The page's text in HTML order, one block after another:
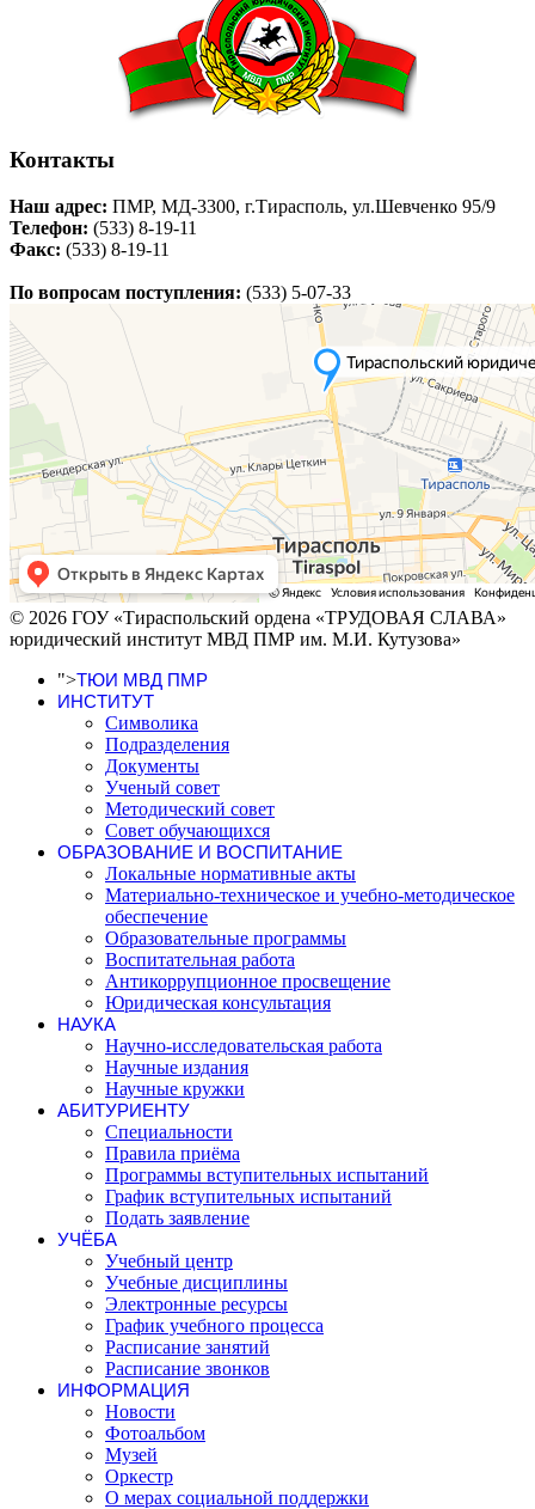
Контакты
Наш адрес: ПМР, МД-3300, г.Тирасполь, ул.Шевченко 95/9
Телефон: (533) 8-19-11
Факс: (533) 8-19-11
По вопросам поступления: (533) 5-07-33
© 2026 ГОУ «Тираспольский ордена «ТРУДОВАЯ СЛАВА»
юридический институт МВД ПМР им. М.И. Кутузова»
">ТЮИ МВД ПМР
ИНСТИТУТ
Символика
Подразделения
Документы
Ученый совет
Методический совет
Совет обучающихся
ОБРАЗОВАНИЕ И ВОСПИТАНИЕ
Локальные нормативные акты
Материально-техническое и учебно-методическое
обеспечение
Образовательные программы
Воспитательная работа
Антикоррупционное просвещение
Юридическая консультация
НАУКА
Научно-исследовательская работа
Научные издания
Научные кружки
АБИТУРИЕНТУ
Специальности
Правила приёма
Программы вступительных испытаний
График вступительных испытаний
Подать заявление
УЧЁБА
Учебный центр
Учебные дисциплины
Электронные ресурсы
График учебного процесса
Расписание занятий
Расписание звонков
ИНФОРМАЦИЯ
Новости
Фотоальбом
Музей
Оркестр
О мерах социальной поддержки